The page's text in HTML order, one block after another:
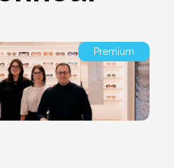
Premium